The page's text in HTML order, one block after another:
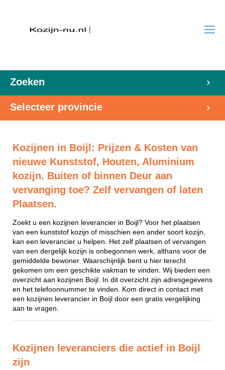
Zoeken
Selecteer provincie
Kozijnen in Boijl: Prijzen & Kosten van
nieuwe Kunststof, Houten, Aluminium
kozijn. Buiten of binnen Deur aan
vervanging toe? Zelf vervangen of laten
Plaatsen.
Zoekt u een kozijnen leverancier in Boijl? Voor het plaatsen
van een kunststof kozijn of misschien een ander soort kozijn,
kan een leverancier u helpen. Het zelf plaatsen of vervangen
van een dergelijk kozijn is onbegonnen werk, althans voor de
gemiddelde bewoner. Waarschijnlijk bent u hier terecht
gekomen om een geschikte vakman te vinden. Wij bieden een
overzicht aan kozijnen Boijl. In dit overzicht zijn adresgegevens
en het telefoonnummer te vinden. Kom direct in contact met
een kozijnen leverancier in Boijl door een gratis vergelijking
aan te vragen.
Kozijnen leveranciers die actief in Boijl
zijn